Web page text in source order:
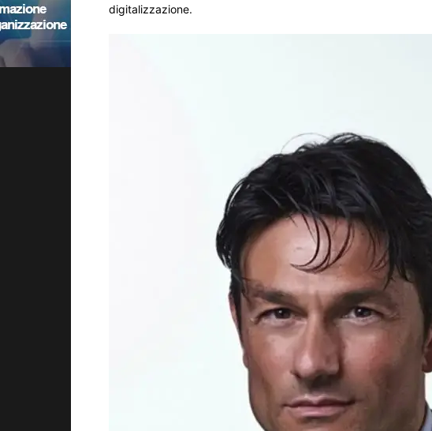
digitalizzazione.